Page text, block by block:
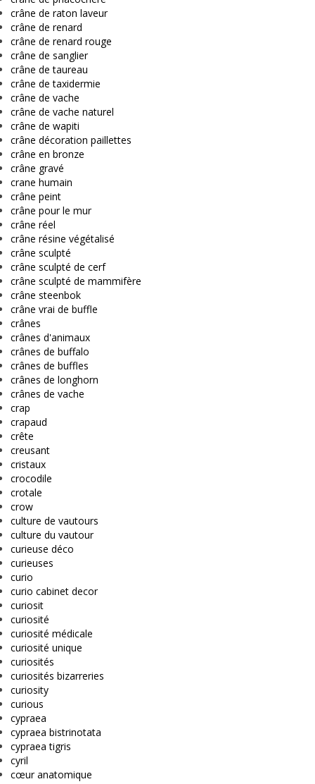
crâne de raton laveur
crâne de renard
crâne de renard rouge
crâne de sanglier
crâne de taureau
crâne de taxidermie
crâne de vache
crâne de vache naturel
crâne de wapiti
crâne décoration paillettes
crâne en bronze
crâne gravé
crane humain
crâne peint
crâne pour le mur
crâne réel
crâne résine végétalisé
crâne sculpté
crâne sculpté de cerf
crâne sculpté de mammifère
crâne steenbok
crâne vrai de buffle
crânes
crânes d'animaux
crânes de buffalo
crânes de buffles
crânes de longhorn
crânes de vache
crap
crapaud
crête
creusant
cristaux
crocodile
crotale
crow
culture de vautours
culture du vautour
curieuse déco
curieuses
curio
curio cabinet decor
curiosit
curiosité
curiosité médicale
curiosité unique
curiosités
curiosités bizarreries
curiosity
curious
cypraea
cypraea bistrinotata
cypraea tigris
cyril
cœur anatomique